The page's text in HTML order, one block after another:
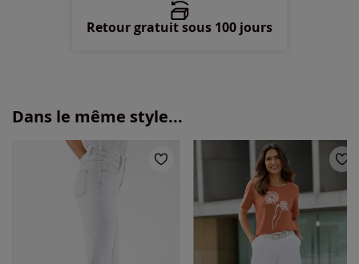
Retour gratuit sous 100 jours
Dans le même style...